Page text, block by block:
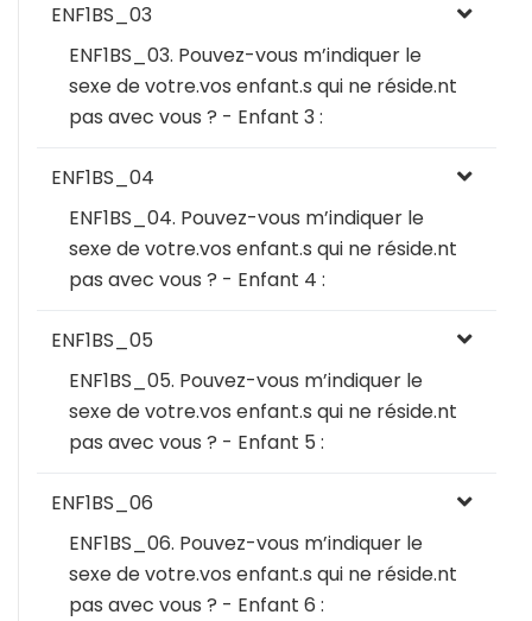
ENF1BS_03
ENF1BS_03. Pouvez-vous m’indiquer le
sexe de votre.vos enfant.s qui ne réside.nt
pas avec vous ? - Enfant 3 :
ENF1BS_04
ENF1BS_04. Pouvez-vous m’indiquer le
sexe de votre.vos enfant.s qui ne réside.nt
pas avec vous ? - Enfant 4 :
ENF1BS_05
ENF1BS_05. Pouvez-vous m’indiquer le
sexe de votre.vos enfant.s qui ne réside.nt
pas avec vous ? - Enfant 5 :
ENF1BS_06
ENF1BS_06. Pouvez-vous m’indiquer le
sexe de votre.vos enfant.s qui ne réside.nt
pas avec vous ? - Enfant 6 :